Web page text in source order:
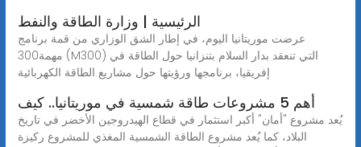
الرئيسية | وزارة الطاقة والنفط
عرضت موريتانيا اليوم، في إطار الشق الوزاري من قمة برنامج
مهمة300 (M300) التي تنعقد بدار السلام بتنزانيا حول الطاقة في
إفريقيا، برنامجها ورؤيتها حول مشاريع الطاقة الكهربائية
أهم 5 مشروعات طاقة شمسية في موريتانيا.. كيف
يُعد مشروع "أمان" أكبر استثمار في قطاع الهيدروجين الأخضر في تاريخ
البلاد، كما يُعد مشروع الطاقة الشمسية المغذي للمشروع ركيزة